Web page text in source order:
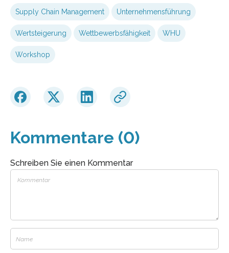
Supply Chain Management Unternehmensführung
Wertsteigerung Wettbewerbsfähigkeit WHU
Workshop
Kommentare (0)
Schreiben Sie einen Kommentar